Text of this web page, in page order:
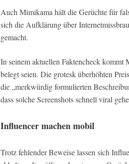
Auch Mimikama hält die Gerüchte für
sich die Aufklärung über
gemacht.
In seinem aktuellen Faktencheck kommt
belegt seien. Die grotesk überhöhten
die „merkwürdig formulierten
dass solche Screenshots schnell viral
Influencer machen mobil
Trotz fehlender Beweise lassen sich